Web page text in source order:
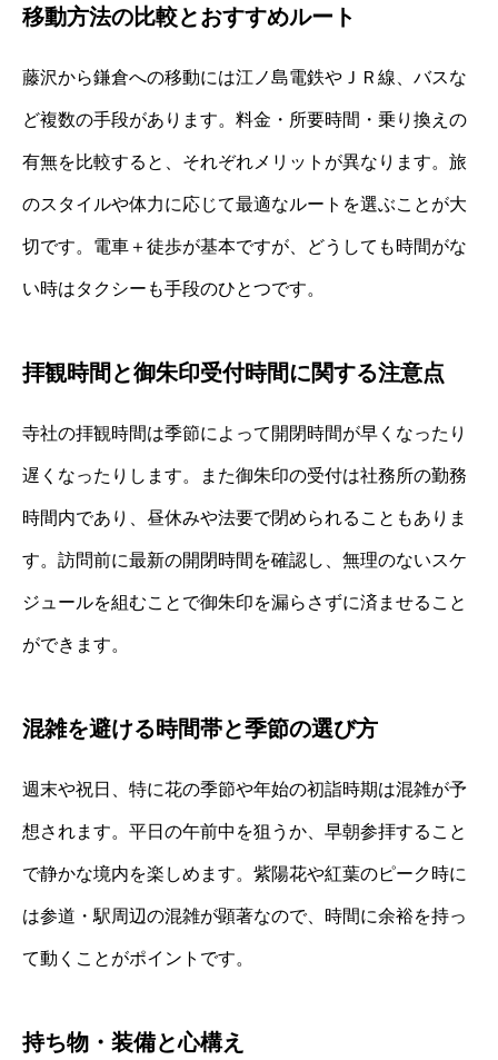
移動方法の比較とおすすめルート
藤沢から鎌倉への移動には江ノ島電鉄やＪＲ線、バスな
ど複数の手段があります。料金・所要時間・乗り換えの
有無を比較すると、それぞれメリットが異なります。旅
のスタイルや体力に応じて最適なルートを選ぶことが大
切です。電車＋徒歩が基本ですが、どうしても時間がな
い時はタクシーも手段のひとつです。
拝観時間と御朱印受付時間に関する注意点
寺社の拝観時間は季節によって開閉時間が早くなったり
遅くなったりします。また御朱印の受付は社務所の勤務
時間内であり、昼休みや法要で閉められることもありま
す。訪問前に最新の開閉時間を確認し、無理のないスケ
ジュールを組むことで御朱印を漏らさずに済ませること
ができます。
混雑を避ける時間帯と季節の選び方
週末や祝日、特に花の季節や年始の初詣時期は混雑が予
想されます。平日の午前中を狙うか、早朝参拝すること
で静かな境内を楽しめます。紫陽花や紅葉のピーク時に
は参道・駅周辺の混雑が顕著なので、時間に余裕を持っ
て動くことがポイントです。
持ち物・装備と心構え